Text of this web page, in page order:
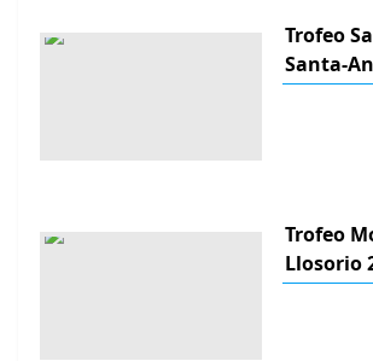
Trofeo
Santa-
Trofeo
Llosorio